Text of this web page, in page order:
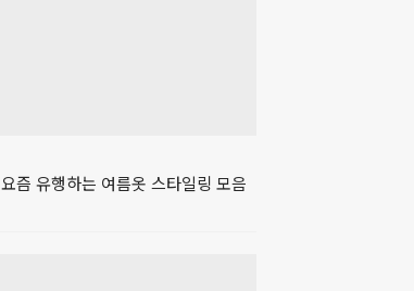
요즘 유행하는 여름옷 스타일링 모음